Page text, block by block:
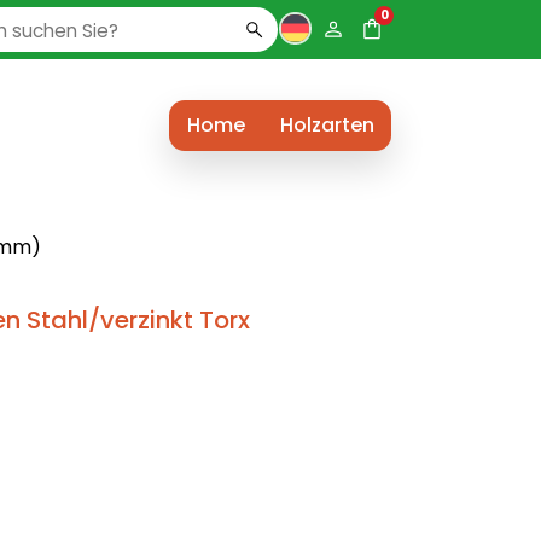
0
Home Holzarten
Stahl/verzinkt Torx